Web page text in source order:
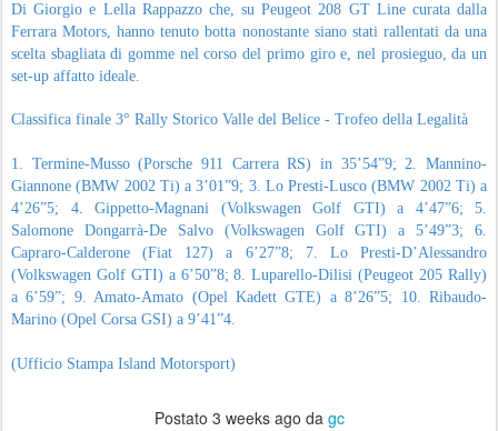
Di Giorgio e Lella Rappazzo che, su Peugeot 208 GT Line curata dalla
Ferrara Motors, hanno tenuto botta nonostante siano stati rallentati da una
scelta sbagliata di gomme nel corso del primo giro e, nel prosieguo, da un
set-up affatto ideale.
Classifica finale 3° Rally Storico Valle del Belice - Trofeo della Legalità
1. Termine-Musso (Porsche 911 Carrera RS) in 35’54”9; 2. Mannino-
Giannone (BMW 2002 Ti) a 3’01”9; 3. Lo Presti-Lusco (BMW 2002 Ti) a
4’26”5; 4. Gippetto-Magnani (Volkswagen Golf GTI) a 4’47”6; 5.
Salomone Dongarrà-De Salvo (Volkswagen Golf GTI) a 5’49”3; 6.
Capraro-Calderone (Fiat 127) a 6’27”8; 7. Lo Presti-D’Alessandro
(Volkswagen Golf GTI) a 6’50”8; 8. Luparello-Dilisi (Peugeot 205 Rally)
a 6’59”; 9. Amato-Amato (Opel Kadett GTE) a 8’26”5; 10. Ribaudo-
Marino (Opel Corsa GSI) a 9’41”4.
(Ufficio Stampa Island Motorsport)
Postato 3 weeks ago da gc